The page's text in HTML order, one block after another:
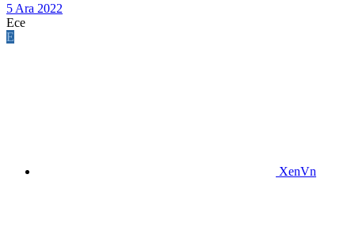
5 Ara 2022
Ece
E
XenVn